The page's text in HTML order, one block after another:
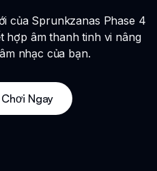
của Sprunkzanas Phase 4
hợp âm thanh tinh vi nâng
nhạc của bạn.
Ngay